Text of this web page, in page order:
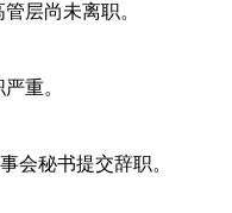
层尚未离职。
重。
会秘书提交辞职。